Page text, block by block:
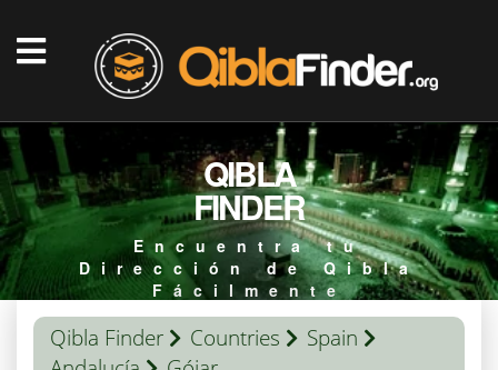
QIBLA
FINDER
Encuentra tu
Dirección de Qibla
Fácilmente
Qibla Finder Countries
Spain